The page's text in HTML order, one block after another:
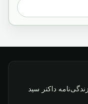
داکتر سید